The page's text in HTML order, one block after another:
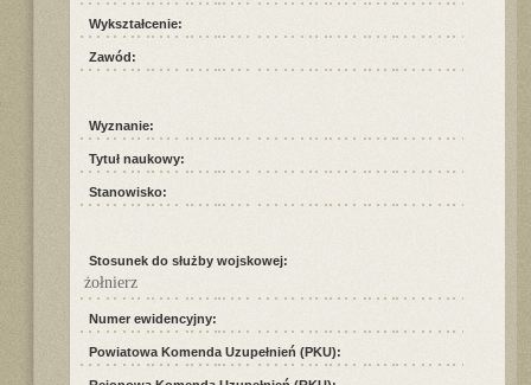
Wykształcenie:
Zawód:
Wyznanie:
Tytuł naukowy:
Stanowisko:
Stosunek do służby wojskowej:
żołnierz
Numer ewidencyjny:
Powiatowa Komenda Uzupełnień (PKU):